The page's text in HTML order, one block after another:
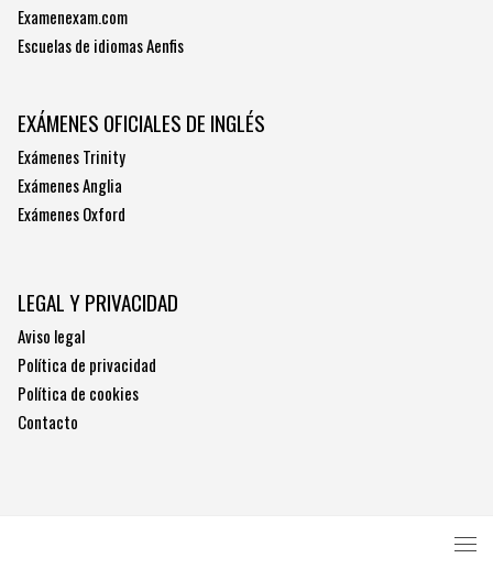
Examenexam.com
Escuelas de idiomas Aenfis
EXÁMENES OFICIALES DE INGLÉS
Exámenes Trinity
Exámenes Anglia
Exámenes Oxford
LEGAL Y PRIVACIDAD
Aviso legal
Política de privacidad
Política de cookies
Contacto